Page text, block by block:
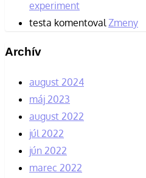
experiment
testa komentoval Zmeny
Archív
august 2024
máj 2023
august 2022
júl 2022
jún 2022
marec 2022